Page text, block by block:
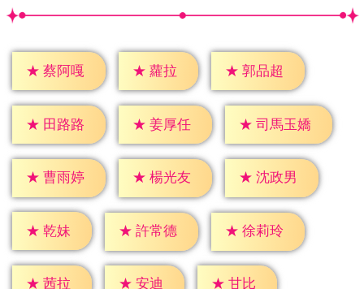
★ 蔡阿嘎 ★ 蘿拉 ★ 郭品超
★ 田路路 ★ 姜厚任 ★ 司馬玉嬌
★ 曹雨婷 ★ 楊光友 ★ 沈政男
★ 乾妹 ★ 許常德 ★ 徐莉玲
★ 茜拉 ★ 安迪 ★ 甘比